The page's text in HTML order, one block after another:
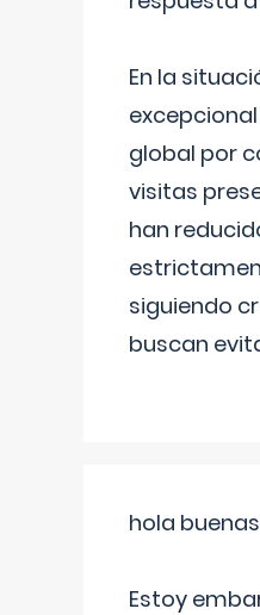
En la
global por
visitas
han
siguiendo
buscan
hola
Estoy